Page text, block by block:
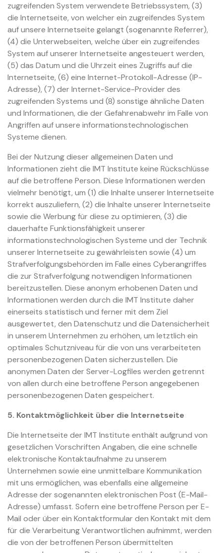
zugreifenden System verwendete Betriebssystem, (3)
die Internetseite, von welcher ein zugreifendes System
auf unsere Internetseite gelangt (sogenannte Referrer),
(4) die Unterwebseiten, welche über ein zugreifendes
System auf unserer Internetseite angesteuert werden,
(5) das Datum und die Uhrzeit eines Zugriffs auf die
Internetseite, (6) eine Internet-Protokoll-Adresse (IP-
Adresse), (7) der Internet-Service-Provider des
zugreifenden Systems und (8) sonstige ähnliche Daten
und Informationen, die der Gefahrenabwehr im Falle von
Angriffen auf unsere informationstechnologischen
Systeme dienen.
Bei der Nutzung dieser allgemeinen Daten und
Informationen zieht die IMT Institute keine Rückschlüsse
auf die betroffene Person. Diese Informationen werden
vielmehr benötigt, um (1) die Inhalte unserer Internetseite
korrekt auszuliefern, (2) die Inhalte unserer Internetseite
sowie die Werbung für diese zu optimieren, (3) die
dauerhafte Funktionsfähigkeit unserer
informationstechnologischen Systeme und der Technik
unserer Internetseite zu gewährleisten sowie (4) um
Strafverfolgungsbehörden im Falle eines Cyberangriffes
die zur Strafverfolgung notwendigen Informationen
bereitzustellen. Diese anonym erhobenen Daten und
Informationen werden durch die IMT Institute daher
einerseits statistisch und ferner mit dem Ziel
ausgewertet, den Datenschutz und die Datensicherheit
in unserem Unternehmen zu erhöhen, um letztlich ein
optimales Schutzniveau für die von uns verarbeiteten
personenbezogenen Daten sicherzustellen. Die
anonymen Daten der Server-Logfiles werden getrennt
von allen durch eine betroffene Person angegebenen
personenbezogenen Daten gespeichert.
5. Kontaktmöglichkeit über die Internetseite
Die Internetseite der IMT Institute enthält aufgrund von
gesetzlichen Vorschriften Angaben, die eine schnelle
elektronische Kontaktaufnahme zu unserem
Unternehmen sowie eine unmittelbare Kommunikation
mit uns ermöglichen, was ebenfalls eine allgemeine
Adresse der sogenannten elektronischen Post (E-Mail-
Adresse) umfasst. Sofern eine betroffene Person per E-
Mail oder über ein Kontaktformular den Kontakt mit dem
für die Verarbeitung Verantwortlichen aufnimmt, werden
die von der betroffenen Person übermittelten